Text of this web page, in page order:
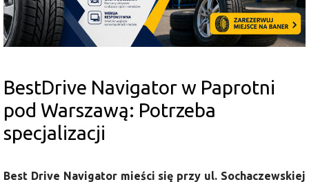
BestDrive Navigator w Paprotni
pod Warszawą: Potrzeba
specjalizacji
Best Drive Navigator mieści się przy ul. Sochaczewskiej